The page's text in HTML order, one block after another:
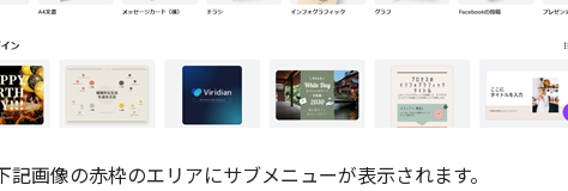
画像の赤枠のエリアにサブメニューが表示されます。